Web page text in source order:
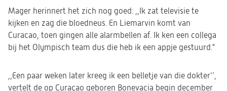
Mager herinnert het zich nog goed: ,,Ik zat televisie te
kijken en zag die bloedneus. En Liemarvin komt van
Curacao, toen gingen alle alarmbellen af. Ik ken een collega
bij het Olympisch team dus die heb ik een appje gestuurd."
,,Een paar weken later kreeg ik een belletje van die dokter’’,
vertelt de op Curaçao geboren Bonevacia begin december